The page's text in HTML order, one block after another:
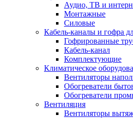
Аудио, ТВ и
Монтажные
Силовые
Кабель-каналы и гофра
Гофрированные
Кабель-канал
Комплектующие
Климатическое
Вентиляторы
Обогреватели
Обогреватели
Вентиляция
Вентиляторы